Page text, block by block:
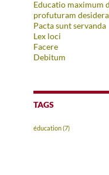
Educatio maximum
profuturam
Pacta sunt servanda
Lex loci
Facere
Debitum
TAGS
éducation(7)